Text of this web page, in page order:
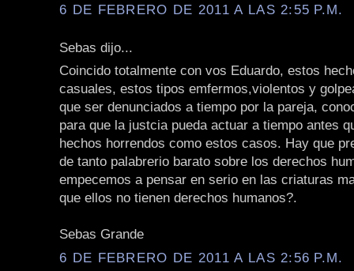
6 DE FEBRERO DE 2011 A LAS 2:55 P.M.
Sebas dijo...
Coincido totalmente con vos Eduardo, estos
casuales, estos tipos emfermos,violentos y
que ser denunciados a tiempo por la pareja,
para que la justcia pueda actuar a tiempo antes
hechos horrendos como estos casos. Hay que
de tanto palabrerio barato sobre los derechos
empecemos a pensar en serio en las criaturas
que ellos no tienen derechos humanos?.
Sebas Grande
6 DE FEBRERO DE 2011 A LAS 2:56 P.M.